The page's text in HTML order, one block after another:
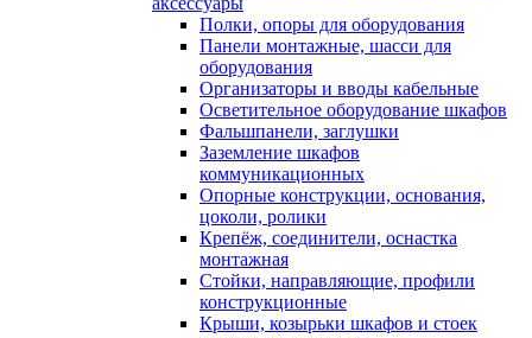
Полки, опоры для оборудования
Панели монтажные, шасси для
оборудования
Организаторы и вводы кабельные
Осветительное оборудование шкафов
Фальшпанели, заглушки
Заземление шкафов
коммуникационных
Опорные конструкции, основания,
цоколи, ролики
Крепёж, соединители, оснастка
монтажная
Стойки, направляющие, профили
конструкционные
Крыши, козырьки шкафов и стоек